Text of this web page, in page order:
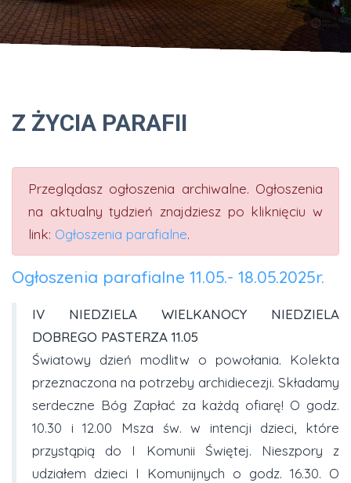
Z ŻYCIA PARAFII
Przeglądasz ogłoszenia archiwalne. Ogłoszenia
na aktualny tydzień znajdziesz po kliknięciu w
link: Ogłoszenia parafialne.
Ogłoszenia parafialne 11.05.- 18.05.2025r.
IV NIEDZIELA WIELKANOCY NIEDZIELA
DOBREGO PASTERZA 11.05
Światowy dzień modlitw o powołania. Kolekta
przeznaczona na potrzeby archidiecezji. Składamy
serdeczne Bóg Zapłać za każdą ofiarę! O godz.
10.30 i 12.00 Msza św. w intencji dzieci, które
przystąpią do I Komunii Świętej. Nieszpory z
udziałem dzieci I Komunijnych o godz. 16.30. O